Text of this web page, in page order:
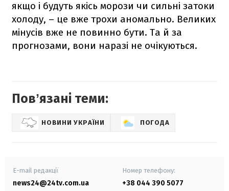
якщо і будуть якісь морози чи сильні затоки
холоду, – це вже трохи аномально. Великих
мінусів вже не повинно бути. Та й за
прогнозами, вони наразі не очікуються.
Повʼязані теми:
НОВИНИ УКРАЇНИ ПОГОДА
E-mail редакції
news24@24tv.com.ua
Номер телефону:
+38 044 390 5077